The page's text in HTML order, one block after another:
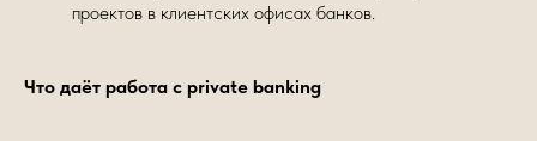
проектов в клиентских офисах банков.
Что даёт работа с private banking